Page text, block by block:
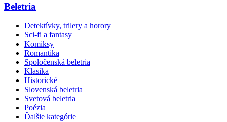
Beletria
Detektívky, trilery a horory
Sci-fi a fantasy
Komiksy
Romantika
Spoločenská beletria
Klasika
Historické
Slovenská beletria
Svetová beletria
Poézia
Ďalšie kategórie